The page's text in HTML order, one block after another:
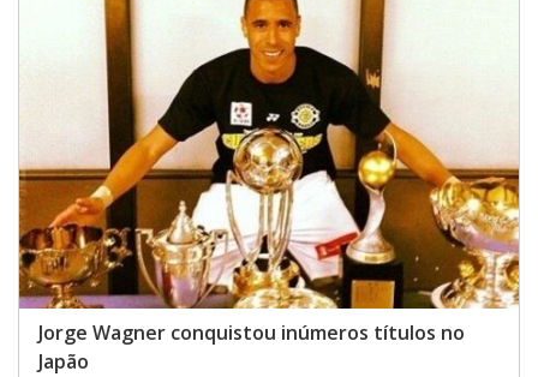
Jorge Wagner conquistou inúmeros títulos no
Japão